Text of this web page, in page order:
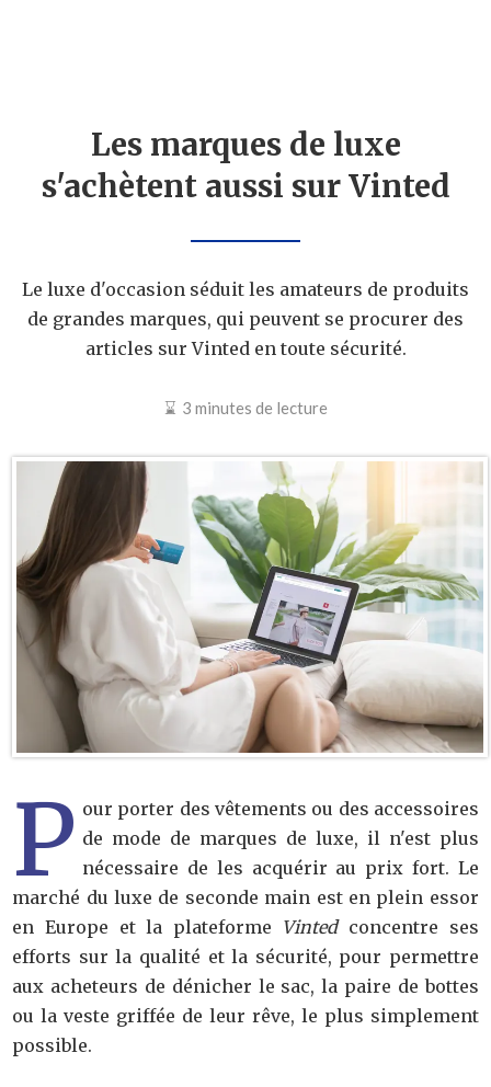
Les marques de luxe
s'achètent aussi sur Vinted
Le luxe d'occasion séduit les amateurs de produits
de grandes marques, qui peuvent se procurer des
articles sur Vinted en toute sécurité.
3 minutes de lecture
P our porter des vêtements ou des accessoires
de mode de marques de luxe, il n'est plus
nécessaire de les acquérir au prix fort. Le
marché du luxe de seconde main est en plein essor
en Europe et la plateforme Vintedconcentre ses
efforts sur la qualité et la sécurité, pour permettre
aux acheteurs de dénicher le sac, la paire de bottes
ou la veste griffée de leur rêve, le plus simplement
possible.